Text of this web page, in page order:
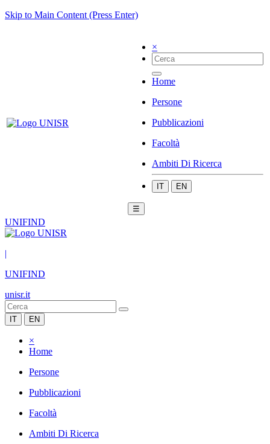
Skip to Main Content (Press Enter)
×
Home
Persone
Pubblicazioni
Facoltà
Ambiti Di Ricerca
IT EN
☰
UNIFIND
|
UNIFIND
unisr.it
IT EN
×
Home
Persone
Pubblicazioni
Facoltà
Ambiti Di Ricerca